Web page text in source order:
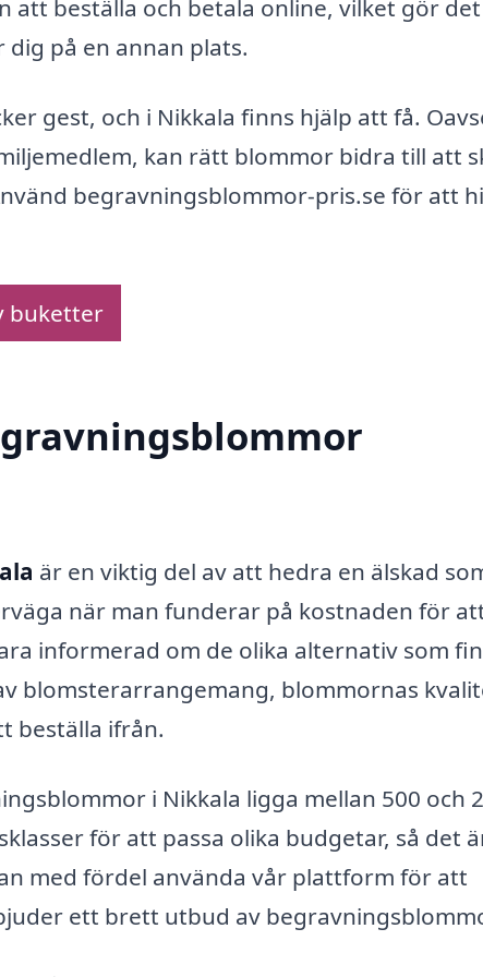
att beställa och betala online, vilket gör det
på en annan plats.
gest, och i Nikkala finns hjälp att få.
kan rätt blommor bidra till att
begravningsblommor-pris.se för att
buketter
är en viktig del av att hedra en älskad
när man funderar på kostnaden för
informerad om de olika alternativ som
blomsterarrangemang, blommornas
beställa ifrån.
i Nikkala ligga mellan 500 och
för att passa olika budgetar, så det
med fördel använda vår plattform för att
ett brett utbud av